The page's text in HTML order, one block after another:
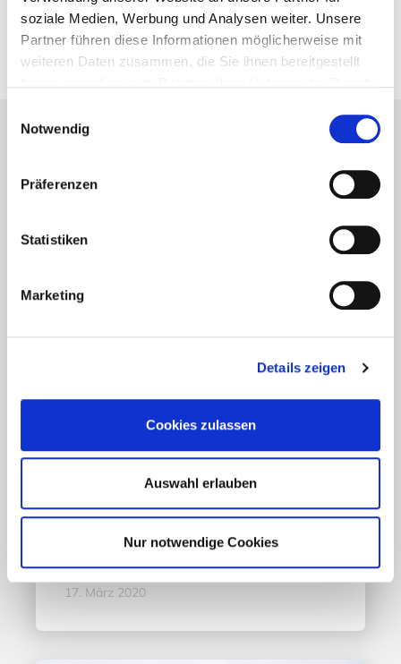
soziale Medien, Werbung und Analysen weiter. Unsere
Partner führen diese Informationen möglicherweise mit
weiteren Daten zusammen, die Sie ihnen bereitgestellt
Notwendig
Präferenzen
Statistiken
Marketing
Details zeigen
Cookies zulassen
Auswahl erlauben
Nur notwendige Cookies
24. April 2014
UNSERE EMPFEHLUNGEN
Aktuelles - Nyheter
Coronavirus in Norwegen –
Ansteckungsgefahren aus dem
Mehr erfahren
17. März 2020